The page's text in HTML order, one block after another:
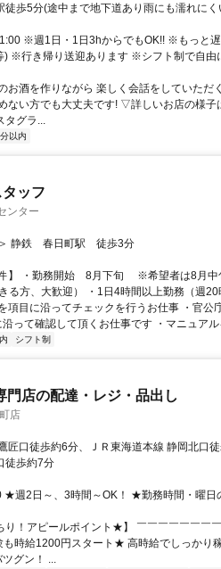
静岡駅徒歩5分(途中まで地下道あり雨にも濡れに
※週1日・1日3hからでもOK!! ※もっと
) ※行き帰り送迎あります ※シフト制で自由
お酒を作りながら 楽しく会話をしていただ
ない方でも大丈夫です! ▽詳しいお店の様子
タグラ...
以内
ッフ
ンター
セス＞ 静鉄 春日町駅 徒歩3分
】 ・勤務開始 8月下旬 ※希望者は8月中
る方、大歓迎） ・1日4時間以上勤務（週20
項目に沿ってチェックを行うお仕事 ・官公
って確認して頂くお仕事です ・マニュア
シフト制
店の配達・レジ・品出し
店
匠口徒歩約6分、ＪＲ東海道本線 静岡北口徒
徒歩約7分
★週2日～、3時間～OK！ ★勤務時間・曜日
り！アピールポイント★】 ￣￣￣￣￣￣￣
も時給1200円スタート★ 高時給でしっかり
グン！ ...